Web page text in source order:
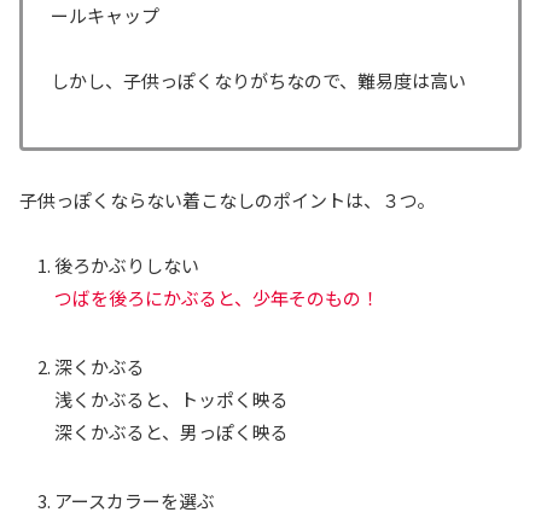
ールキャップ
しかし、子供っぽくなりがちなので、難易度は高い
子供っぽくならない着こなしのポイントは、３つ。
後ろかぶりしない
つばを後ろにかぶると、少年そのもの！
深くかぶる
浅くかぶると、トッポく映る
深くかぶると、男っぽく映る
アースカラーを選ぶ